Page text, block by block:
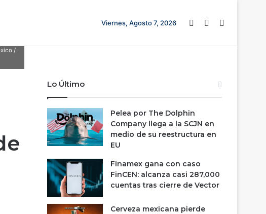
Viernes, Agosto 7, 2026 Barra lateral
Switch skin
/
Lo Último
Pelea por The Dolphin
Company llega a la SCJN en
medio de su reestructura en
EU
Finamex gana con caso
FinCEN: alcanza casi 287,000
cuentas tras cierre de Vector
Cerveza mexicana pierde